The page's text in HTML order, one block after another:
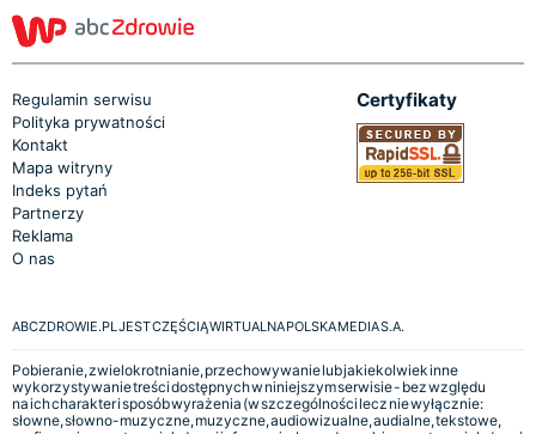
Regulamin serwisu
Polityka prywatności
Kontakt
Mapa witryny
Indeks pytań
Partnerzy
Reklama
O nas
Certyfikaty
ABCZDROWIE.PL JEST CZĘŚCIĄ WIRTUALNA POLSKA MEDIA S.A.
Pobieranie, zwielokrotnianie, przechowywanie lub jakiekolwiek inne
wykorzystywanie treści dostępnych w niniejszym serwisie - bez względu
na ich charakter i sposób wyrażenia (w szczególności lecz nie wyłącznie:
słowne, słowno-muzyczne, muzyczne, audiowizualne, audialne, tekstowe,